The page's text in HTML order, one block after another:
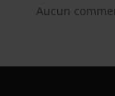
Aucun